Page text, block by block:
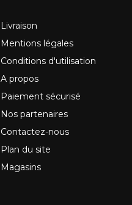
Livraison
Mentions légales
Conditions d'utilisation
A propos
Paiement sécurisé
Nos partenaires
Contactez-nous
Plan du site
Magasins